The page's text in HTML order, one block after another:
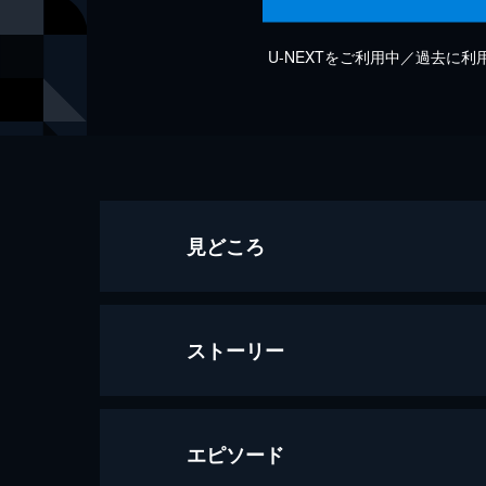
U-NEXTをご利用中／過去に利
見どころ
ストーリー
エピソード